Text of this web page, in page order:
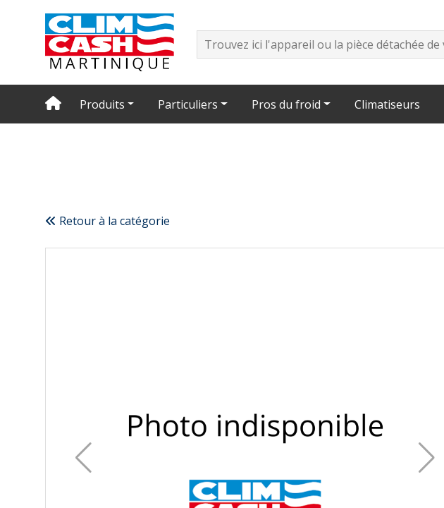
Produits Particuliers Pros du froid Climatiseurs
Retour à la catégorie